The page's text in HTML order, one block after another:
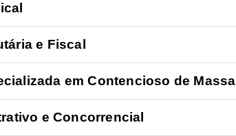
e Fiscal
em Contencioso de Massa
e Concorrencial